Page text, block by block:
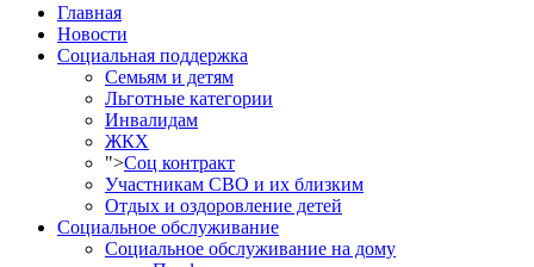
Главная
Новости
Социальная поддержка
Семьям и детям
Льготные категории
Инвалидам
ЖКХ
">Соц контракт
Участникам СВО и их близким
Отдых и оздоровление детей
Социальное обслуживание
Социальное обслуживание на дому